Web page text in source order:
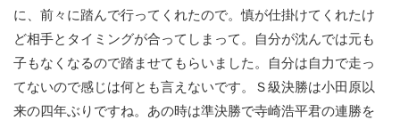
に、前々に踏んで行ってくれたので。慎が仕掛けてくれたけ
ど相手とタイミングが合ってしまって。自分が沈んでは元も
子もなくなるので踏ませてもらいました。自分は自力で走っ
てないので感じは何とも言えないです。Ｓ級決勝は小田原以
来の四年ぶりですね。あの時は準決勝で寺崎浩平君の連勝を